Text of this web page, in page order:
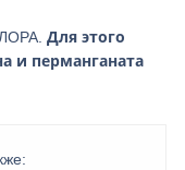
ЛОРА.Для этого
и перманганата